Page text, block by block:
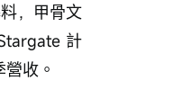
，甲骨文
計
收。